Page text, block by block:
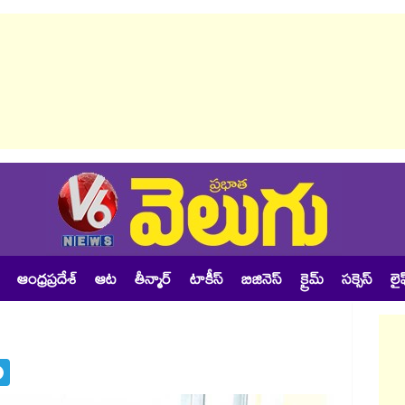
ఆంధ్రప్రదేశ్ ఆట తీన్మార్ టాకీస్ బిజినెస్ క్రైమ్ సక్సెస్